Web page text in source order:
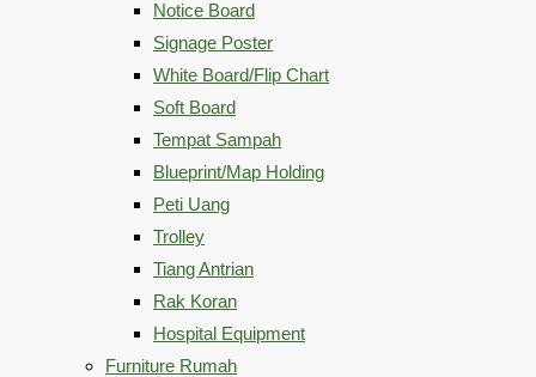
Notice Board
Signage Poster
White Board/Flip Chart
Soft Board
Tempat Sampah
Blueprint/Map Holding
Peti Uang
Trolley
Tiang Antrian
Rak Koran
Hospital Equipment
Furniture Rumah